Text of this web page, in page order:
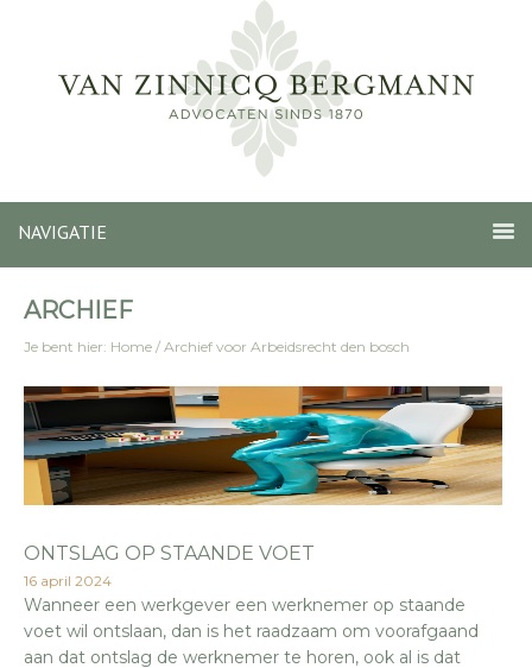
NAVIGATIE
ARCHIEF
Je bent hier: Home / Archief voor Arbeidsrecht den bosch
ONTSLAG OP STAANDE VOET
16 april 2024
Wanneer een werkgever een werknemer op staande
voet wil ontslaan, dan is het raadzaam om voorafgaand
aan dat ontslag de werknemer te horen, ook al is dat